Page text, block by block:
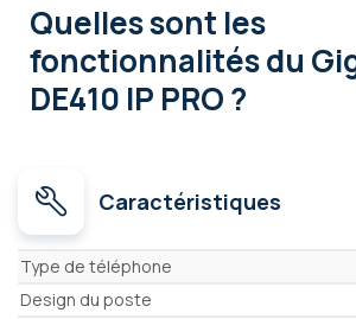
Quelles sont les
fonctionnalitésdu
DE410 IP PRO ?
Caractéristiques
Caractéristiques
Type de téléphone
Design du poste